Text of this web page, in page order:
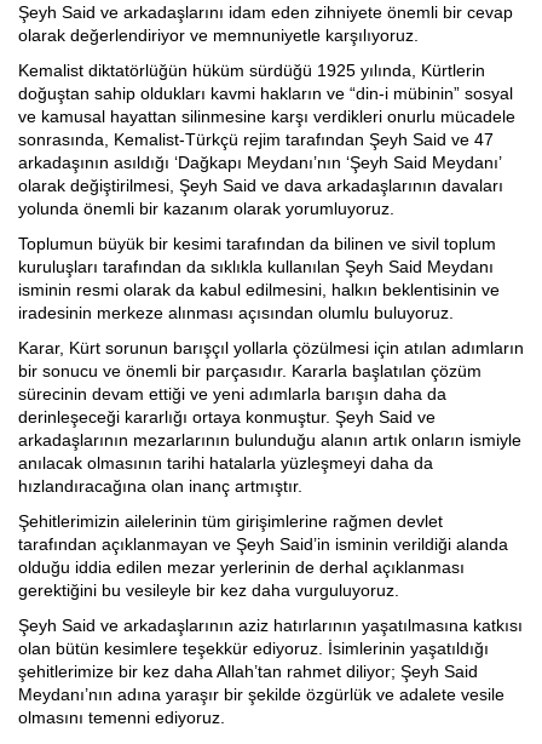
Şeyh Said ve arkadaşlarını idam eden zihniyete önemli bir cevap
olarak değerlendiriyor ve memnuniyetle karşılıyoruz.
Kemalist diktatörlüğün hüküm sürdüğü 1925 yılında, Kürtlerin
doğuştan sahip oldukları kavmi hakların ve “din-i mübinin” sosyal
ve kamusal hayattan silinmesine karşı verdikleri onurlu mücadele
sonrasında, Kemalist-Türkçü rejim tarafından Şeyh Said ve 47
arkadaşının asıldığı ‘Dağkapı Meydanı’nın ‘Şeyh Said Meydanı’
olarak değiştirilmesi, Şeyh Said ve dava arkadaşlarının davaları
yolunda önemli bir kazanım olarak yorumluyoruz.
Toplumun büyük bir kesimi tarafından da bilinen ve sivil toplum
kuruluşları tarafından da sıklıkla kullanılan Şeyh Said Meydanı
isminin resmi olarak da kabul edilmesini, halkın beklentisinin ve
iradesinin merkeze alınması açısından olumlu buluyoruz.
Karar, Kürt sorunun barışçıl yollarla çözülmesi için atılan adımların
bir sonucu ve önemli bir parçasıdır. Kararla başlatılan çözüm
sürecinin devam ettiği ve yeni adımlarla barışın daha da
derinleşeceği kararlığı ortaya konmuştur. Şeyh Said ve
arkadaşlarının mezarlarının bulunduğu alanın artık onların ismiyle
anılacak olmasının tarihi hatalarla yüzleşmeyi daha da
hızlandıracağına olan inanç artmıştır.
Şehitlerimizin ailelerinin tüm girişimlerine rağmen devlet
tarafından açıklanmayan ve Şeyh Said’in isminin verildiği alanda
olduğu iddia edilen mezar yerlerinin de derhal açıklanması
gerektiğini bu vesileyle bir kez daha vurguluyoruz.
Şeyh Said ve arkadaşlarının aziz hatırlarının yaşatılmasına katkısı
olan bütün kesimlere teşekkür ediyoruz. İsimlerinin yaşatıldığı
şehitlerimize bir kez daha Allah’tan rahmet diliyor; Şeyh Said
Meydanı’nın adına yaraşır bir şekilde özgürlük ve adalete vesile
olmasını temenni ediyoruz.